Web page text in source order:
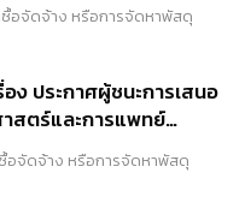
ซื้อจัดจ้าง หรือการจัดหาพัสดุ
ง ประกาศผู้ชนะการเสนอ
สตร์และการแพทย์
ธีประกวดราคา
อจัดจ้าง หรือการจัดหาพัสดุ